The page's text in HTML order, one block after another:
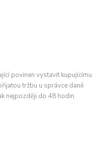
povinen vystavit kupujícímu
tržbu u správce daně
nejpozději do 48 hodin.